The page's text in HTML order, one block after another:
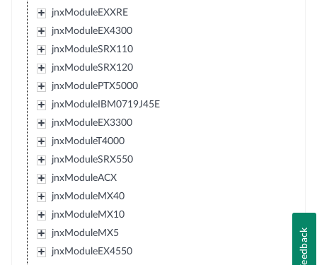
jnxModuleEXXRE
jnxModuleEX4300
jnxModuleSRX110
jnxModuleSRX120
jnxModulePTX5000
jnxModuleIBM0719J45E
jnxModuleEX3300
jnxModuleT4000
jnxModuleSRX550
jnxModuleACX
jnxModuleMX40
jnxModuleMX10
jnxModuleMX5
jnxModuleEX4550
Feedback